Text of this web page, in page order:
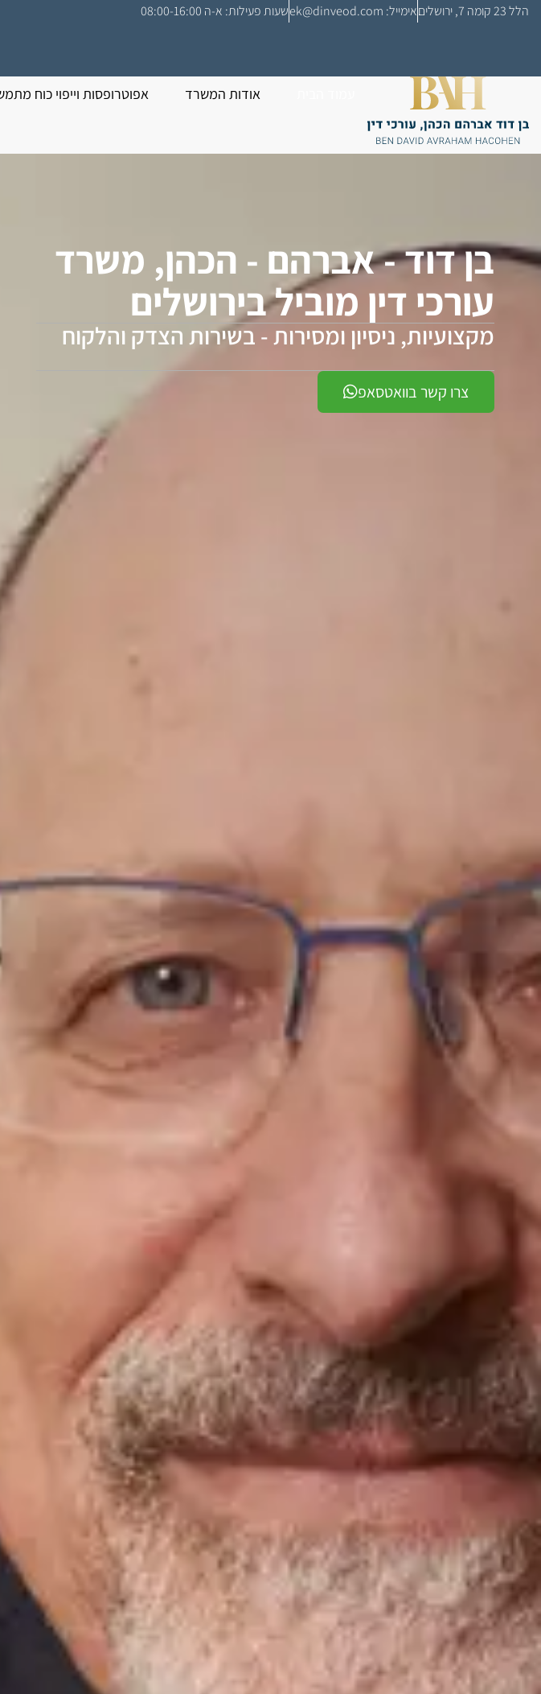
לתוכן
הלל 23 קומה 7, ירושלים אימייל: ek@dinveod.com שעות פעילות: א-ה 08:00-16:00
אודות המשרד אפוטרופסות וייפוי כוח
בן דוד - אברהם - הכהן, משרד
עורכי דין מוביל בירושלים
מקצועיות, ניסיון ומסירות - בשירות הצדק והלקוח
צרו קשר בוואטסאפ